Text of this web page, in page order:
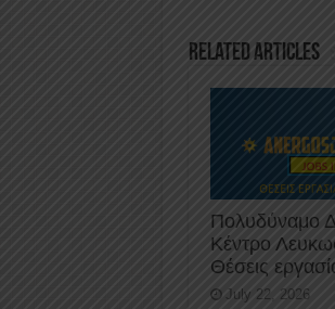
o
o
k
Related Articles
Πολυδύναμο
Κέντρο
Θέσεις
July 22, 2026